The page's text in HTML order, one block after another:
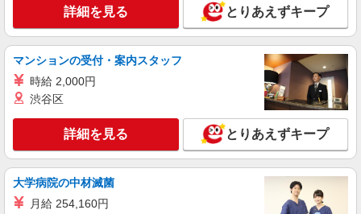
鮮魚
時給1,235円以上
ライフ中野坂上店 東京都中野区中央1-36-3
キープ 詳細を見る
ライフ南台店（店舗コード640）
NEW
鮮魚
ライフ南台店 東京都中野区南台2-51-7
詳細を見る とりあえずキープ
マンションの受付・案内スタッフ
時給 2,000円
渋谷区
詳細を見る とりあえずキープ
大学病院の中材滅菌
月給 254,160円